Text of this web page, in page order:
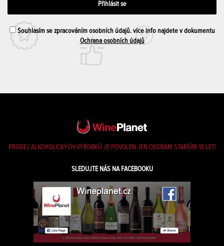
Souhlasím se zpracováním osobních údajů. více info najdete v dokumentu
Ochrana osobních údajů
PRODEJ ALKOHOLICKÝCH VÝROBKŮ JE POVOLEN JEN OSOBÁM STARŠÍM 18 LET!
SLEDUJTE NÁS NA FACEBOOKU